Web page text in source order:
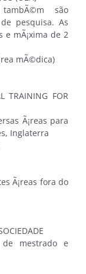
são
pesquisa. As
e mÃ¡xima de 2
mÃ©dica)
TRAINING FOR
Ã¡reas para
Inglaterra
Ã¡reas fora do
de mestrado e